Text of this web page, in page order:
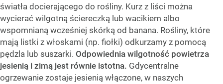
światła docierającego do rośliny. Kurz z liści można
wycierać wilgotną ściereczką lub wacikiem albo
wspomnianą wcześniej skórką od banana. Rośliny, które
mają listki z włoskami (np. fiołki) odkurzamy z pomocą
pędzla lub suszarki. Odpowiednia wilgotność powietrza
jesienią i zimą jest równie istotna. Gdycentralne
ogrzewanie zostaje jesienią włączone, w naszych